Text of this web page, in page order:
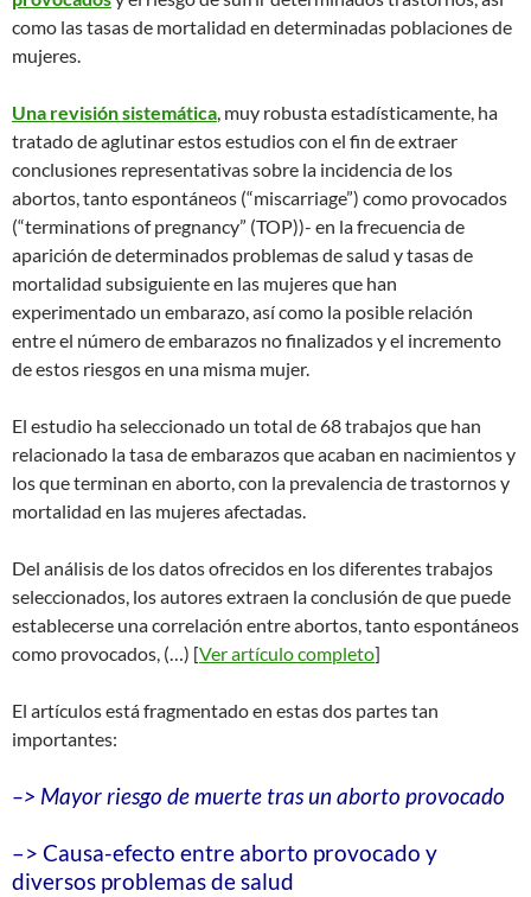
como las tasas de mortalidad en determinadas poblaciones de
mujeres.
Una revisión sistemática, muy robusta estadísticamente, ha
tratado de aglutinar estos estudios con el fin de extraer
conclusiones representativas sobre la incidencia de los
abortos, tanto espontáneos (“miscarriage”) como provocados
(“terminations of pregnancy” (TOP))- en la frecuencia de
aparición de determinados problemas de salud y tasas de
mortalidad subsiguiente en las mujeres que han
experimentado un embarazo, así como la posible relación
entre el número de embarazos no finalizados y el incremento
de estos riesgos en una misma mujer.
El estudio ha seleccionado un total de 68 trabajos que han
relacionado la tasa de embarazos que acaban en nacimientos y
los que terminan en aborto, con la prevalencia de trastornos y
mortalidad en las mujeres afectadas.
Del análisis de los datos ofrecidos en los diferentes trabajos
seleccionados, los autores extraen la conclusión de que puede
establecerse una correlación entre abortos, tanto espontáneos
como provocados, (…) [Ver artículo completo]
El artículos está fragmentado en estas dos partes tan
importantes:
–> Mayor riesgo de muerte tras un aborto provocado
–> Causa-efecto entre aborto provocado y
diversos problemas de salud